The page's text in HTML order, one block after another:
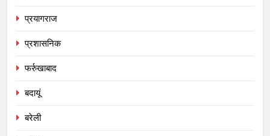
प्रयागराज
प्रशासनिक
फर्रुखाबाद
बदायूं
बरेली